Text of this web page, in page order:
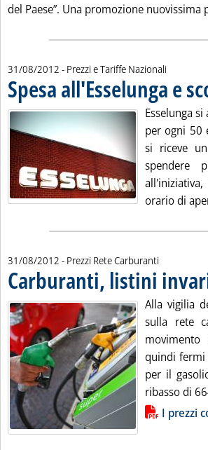
del Paese”. Una promozione nuovissima
31/08/2012 - Prezzi e Tariffe Nazionali
Spesa all'Esselunga e
Esselunga
per ogni 50
si riceve
spendere
orario di
31/08/2012 - Prezzi Rete Carburanti
Carburanti, listini
Alla vigilia
sulla rete
quindi
per il
ribasso di
Lista allegati PDF alla notizia
I prezzi